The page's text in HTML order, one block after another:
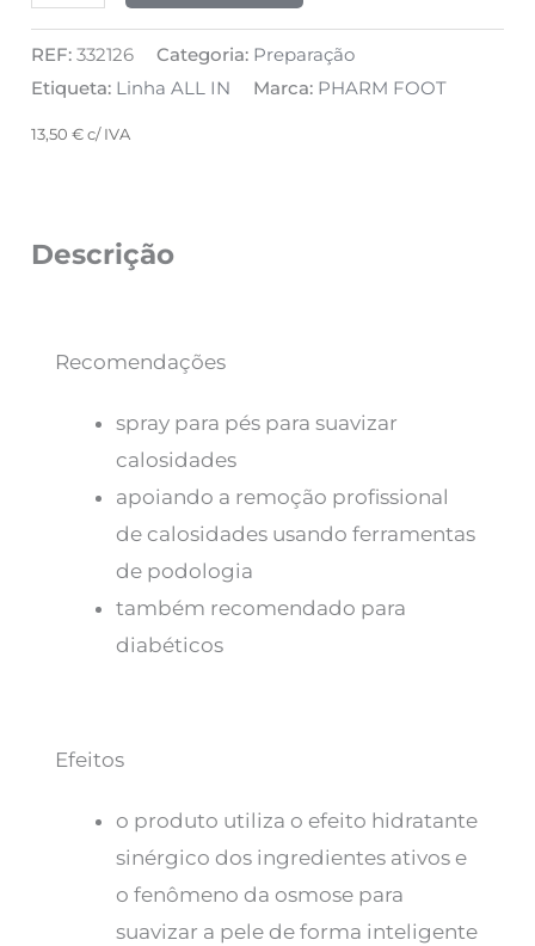
REF:332126 Categoria: Preparação
Etiqueta: Linha ALL IN Marca: PHARM FOOT
13,50€ c/ IVA
Descrição
Recomendações
spray para pés para suavizar
calosidades
apoiando a remoção profissional
de calosidades usando ferramentas
de podologia
também recomendado para
diabéticos
Efeitos
o produto utiliza o efeito hidratante
sinérgico dos ingredientes ativos e
o fenômeno da osmose para
suavizar a pele de forma inteligente